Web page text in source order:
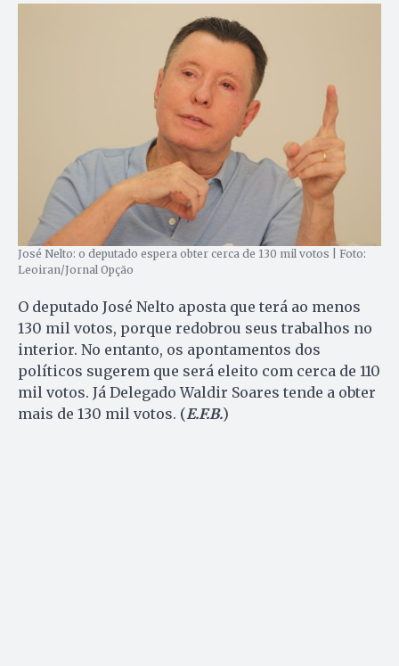
José Nelto: o deputado espera obter cerca de 130 mil votos | Foto:
Leoiran/Jornal Opção
O deputado José Nelto aposta que terá ao menos
130 mil votos, porque redobrou seus trabalhos no
interior. No entanto, os apontamentos dos
políticos sugerem que será eleito com cerca de 110
mil votos. Já Delegado Waldir Soares tende a obter
mais de 130 mil votos. (E.F.B.)